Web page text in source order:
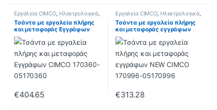
Εργαλεία CIMCO, Ηλεκτρολογικά,
Τσάντες εργαλείων Τσάντες με
εργαλεία
Τσάντα με εργαλεία πλήρης
και μεταφοράς Εγγράφων
CIMCO 170360
€404.65
Εργαλεία CIMCO, Ηλεκτρολογικά,
Τσάντες εργαλείων Τσάντες με
εργαλεία
Τσάντα με εργαλεία πλήρης
και μεταφοράς εγγράφων
NEW CIMCO 170996
€313.28